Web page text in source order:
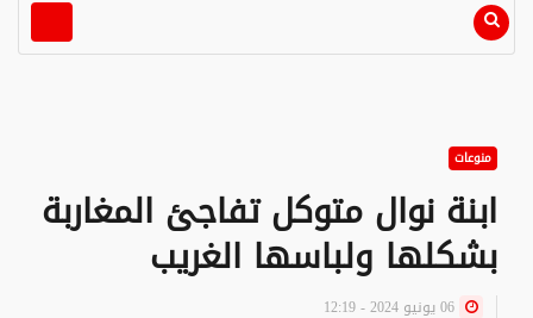
منوعات
ابنة نوال متوكل تفاجئ المغاربة
بشكلها ولباسها الغريب